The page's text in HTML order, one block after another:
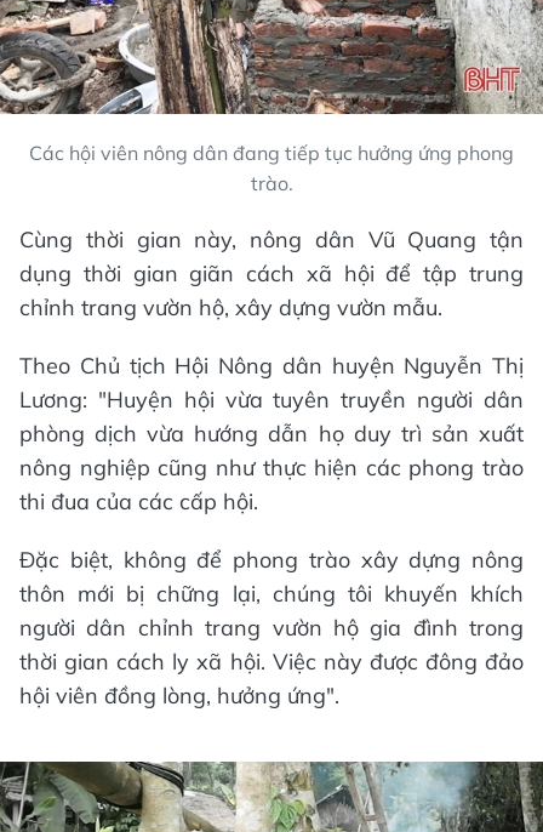
Các hội viên nông dân đang tiếp tục hưởng ứng phong
trào.
Cùng thời gian này, nông dân Vũ Quang tận
dụng thời gian giãn cách xã hội để tập trung
chỉnh trang vườn hộ, xây dựng vườn mẫu.
Theo Chủ tịch Hội Nông dân huyện Nguyễn Thị
Lương: "Huyện hội vừa tuyên truyền người dân
phòng dịch vừa hướng dẫn họ duy trì sản xuất
nông nghiệp cũng như thực hiện các phong trào
thi đua của các cấp hội.
Đặc biệt, không để phong trào xây dựng nông
thôn mới bị chững lại, chúng tôi khuyến khích
người dân chỉnh trang vườn hộ gia đình trong
thời gian cách ly xã hội. Việc này được đông đảo
hội viên đồng lòng, hưởng ứng".